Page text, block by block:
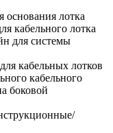
основания лотка
кабельного лотка
для системы
кабельных лотков
кабельного
боковой